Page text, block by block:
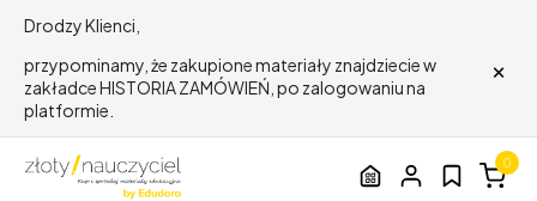
Drodzy Klienci,
przypominamy, że zakupione materiały znajdziecie w
zakładce HISTORIA ZAMÓWIEŃ, po zalogowaniu na
platformie.
×
0